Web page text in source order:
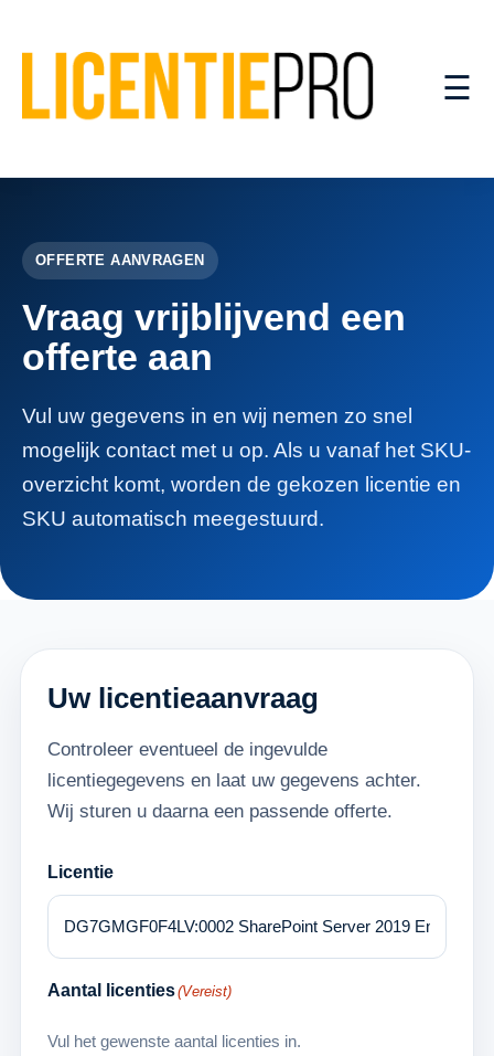
☰
OFFERTE AANVRAGEN
Vraag vrijblijvend een
offerte aan
Vul uw gegevens in en wij nemen zo snel
mogelijk contact met u op. Als u vanaf het SKU-
overzicht komt, worden de gekozen licentie en
SKU automatisch meegestuurd.
Uw licentieaanvraag
Controleer eventueel de ingevulde
licentiegegevens en laat uw gegevens achter.
Wij sturen u daarna een passende offerte.
Licentie
Aantal licenties(Vereist)
Vul het gewenste aantal licenties in.